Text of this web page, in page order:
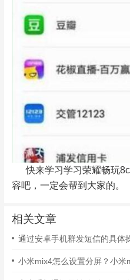
快来学习学习荣耀畅玩8c
容吧，一定会帮到大家的。
相关文章
通过安卓手机群发短信的具体
小米mix4怎么设置分屏？小米